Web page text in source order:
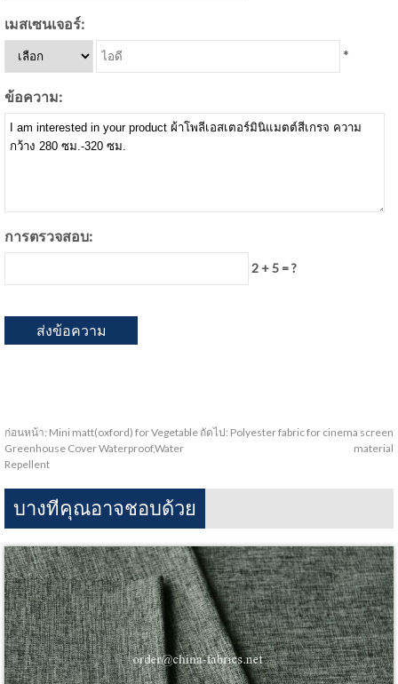
เมสเซนเจอร์:
*
ข้อความ:
การตรวจสอบ:
2 + 5 = ?
ก่อนหน้า: Mini matt(oxford) for Vegetable
Greenhouse Cover Waterproof,Water
Repellent
ถัดไป: Polyester fabric for cinema screen
material
บางทีคุณอาจชอบด้วย